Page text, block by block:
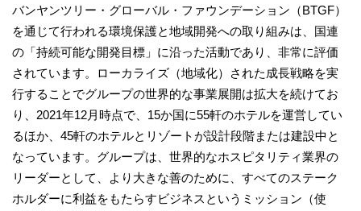
バンヤンツリー・グローバル・ファウンデーション（BTGF）
を通じて行われる環境保護と地域開発への取り組みは、国連
の「持続可能な開発目標」に沿った活動であり、非常に評価
されています。ローカライズ（地域化）された成長戦略を実
行することでグループの世界的な事業展開は拡大を続けてお
り、2021年12月時点で、15か国に55軒のホテルを運営してい
るほか、45軒のホテルとリゾートが設計段階または建設中と
なっています。グループは、世界的なホスピタリティ業界の
リーダーとして、より大きな善のために、すべてのステーク
ホルダーに利益をもたらすビジネスというミッション（使